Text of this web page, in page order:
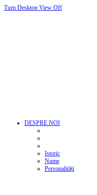
Turn Desktop View Off
DESPRE NOI
Istoric
Nume
Personalităţi